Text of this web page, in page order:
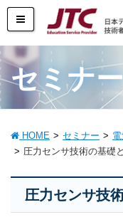
セミナー
HOME セミナー
圧力センサ技術の基礎
圧力センサ技